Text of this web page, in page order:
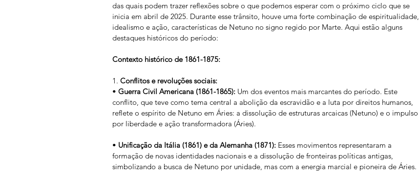
das quais podem trazer reflexões sobre o que podemos esperar com o próximo ciclo que se
inicia em abril de 2025. Durante esse trânsito, houve uma forte combinação de espiritualidade,
idealismo e ação, características de Netuno no signo regido por Marte. Aqui estão alguns
destaques históricos do período:
Contexto histórico de 1861-1875:
1. Conflitos e revoluções sociais:
• Guerra Civil Americana (1861-1865): Um dos eventos mais marcantes do período. Este
conflito, que teve como tema central a abolição da escravidão e a luta por direitos humanos,
reflete o espírito de Netuno em Áries: a dissolução de estruturas arcaicas (Netuno) e o impulso
por liberdade e ação transformadora (Áries).
• Unificação da Itália (1861) e da Alemanha (1871): Esses movimentos representaram a
formação de novas identidades nacionais e a dissolução de fronteiras políticas antigas,
simbolizando a busca de Netuno por unidade, mas com a energia marcial e pioneira de Áries.